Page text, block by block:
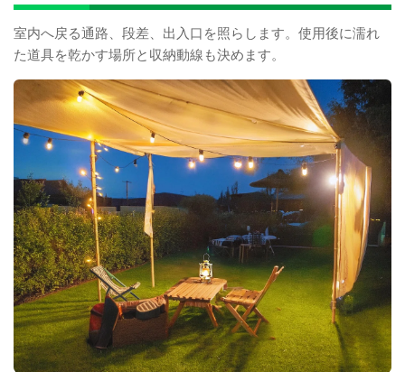
室内へ戻る通路、段差、出入口を照らします。使用後に濡れ
た道具を乾かす場所と収納動線も決めます。